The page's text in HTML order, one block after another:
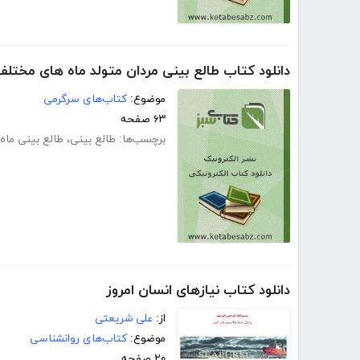
دانلود کتاب طالع بینی مردان متولد ماه های
موضوع: کتاب‌های سرگرمی
۶۳ صفحه
برچسب‌ها: طالع بینی، طالع بینی
دانلود کتاب نیازهای انسان امروز
از: علی شریعتی
موضوع: کتاب‌های روانشناسی